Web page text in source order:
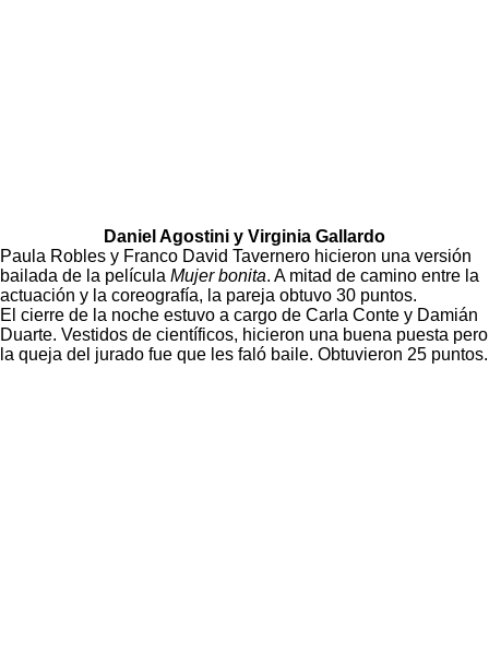
Daniel Agostini y Virginia Gallardo
Paula Robles y Franco David Tavernero hicieron una versión
bailada de la película Mujer bonita. A mitad de camino entre la
actuación y la coreografía, la pareja obtuvo 30 puntos.
El cierre de la noche estuvo a cargo de Carla Conte y Damián
Duarte. Vestidos de científicos, hicieron una buena puesta pero
la queja del jurado fue que les faló baile. Obtuvieron 25 puntos.